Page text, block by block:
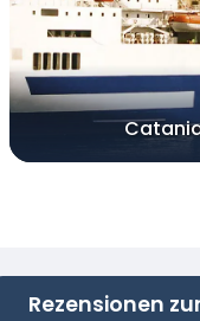
Rezensionen